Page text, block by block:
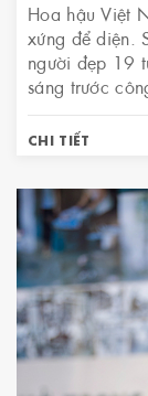
Hoa hậu Việt
xứng để diện.
người đẹp 19
sáng trước
CHI TIẾT